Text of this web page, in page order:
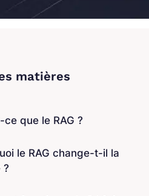
ce que le RAG ?
le RAG change-t-il la
?